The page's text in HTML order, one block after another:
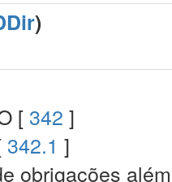
)
[ 342 ]
342.1 ]
obrigações